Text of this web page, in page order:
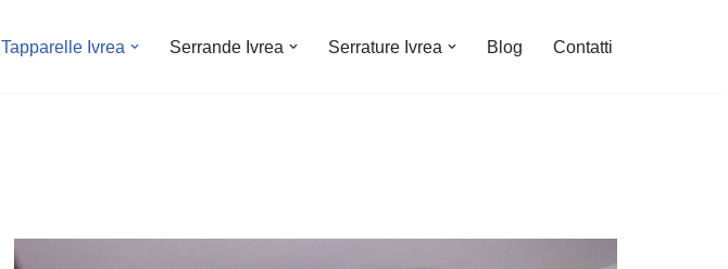
Tapparelle Ivrea Serrande Ivrea Serrature Ivrea Blog Contatti